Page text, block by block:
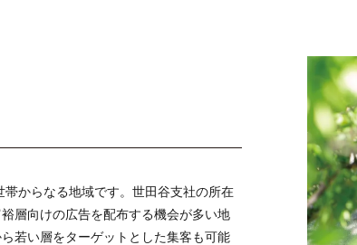
からなる地域です。世田谷支社の所在
層向けの広告を配布する機会が多い地
若い層をターゲットとした集客も可能